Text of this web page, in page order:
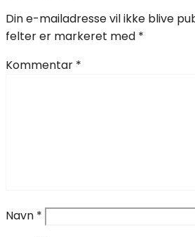
Din e-mailadresse vil ikke blive
felter er markeret med *
Kommentar *
Navn *